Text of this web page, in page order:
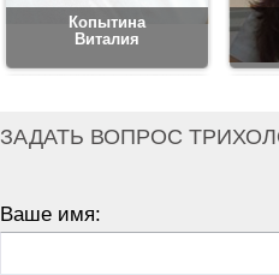
Копытина
Виталия
ЗАДАТЬ ВОПРОС
Ваше имя: